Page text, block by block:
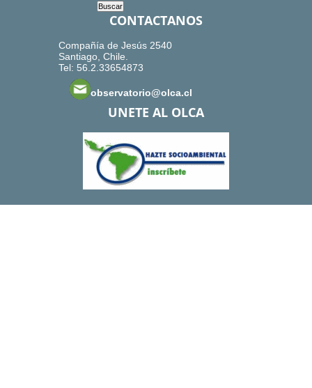
CONTACTANOS
Compañía de Jesús 2540
Santiago, Chile.
Tel: 56.2.33654873
observatorio@olca.cl
UNETE AL OLCA